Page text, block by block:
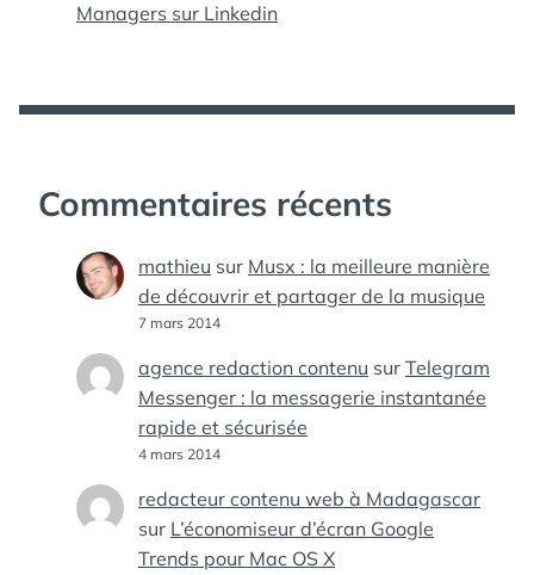
Managers sur Linkedin
Commentaires récents
mathieu sur Musx : la meilleure manière
de découvrir et partager de la musique
7 mars 2014
agence redaction contenu sur Telegram
Messenger : la messagerie instantanée
rapide et sécurisée
4 mars 2014
redacteur contenu web à Madagascar
sur L’économiseur d’écran Google
Trends pour Mac OS X